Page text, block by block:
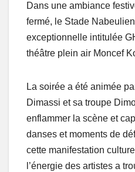
Dans une ambiance
fermé, le Stade
exceptionnelle intitulée
théâtre plein air Moncef
La soirée a été animée
Dimassi et sa troupe
enflammer la scène et
danses et moments de
cette manifestation
l’énergie des artistes a